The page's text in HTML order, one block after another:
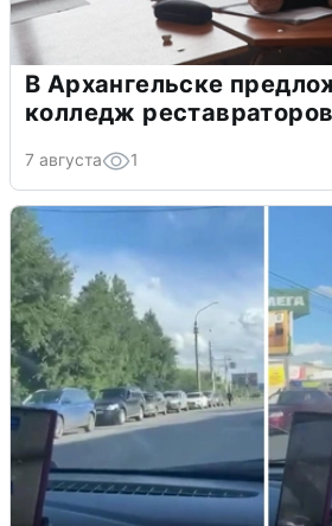
В Архангельске
колледж реставраторов
7 августа 1